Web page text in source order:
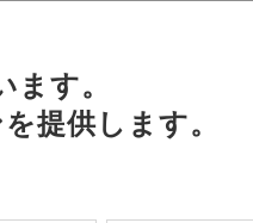
す。
提供します。